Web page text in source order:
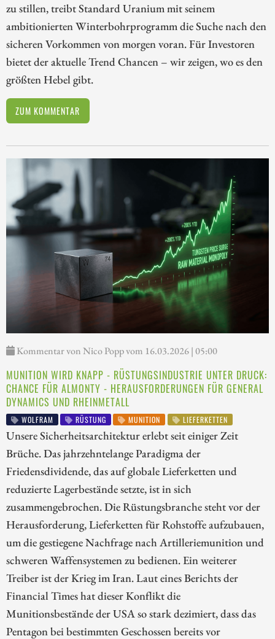
zu stillen, treibt Standard Uranium mit seinem
ambitionierten Winterbohrprogramm die Suche nach den
sicheren Vorkommen von morgen voran. Für Investoren
bietet der aktuelle Trend Chancen – wir zeigen, wo es den
größten Hebel gibt.
ZUM KOMMENTAR
Kommentar von Nico Popp vom 16.03.2026 | 05:00
MUNITION WIRD KNAPP - RÜSTUNGSINDUSTRIE UNTER DRUCK:
CHANCE FÜR ALMONTY - HERAUSFORDERUNGEN FÜR GENERAL
DYNAMICS UND RHEINMETALL
WOLFRAM RÜSTUNG MUNITION LIEFERKETTEN
Unsere Sicherheitsarchitektur erlebt seit einiger Zeit
Brüche. Das jahrzehntelange Paradigma der
Friedensdividende, das auf globale Lieferketten und
reduzierte Lagerbestände setzte, ist in sich
zusammengebrochen. Die Rüstungsbranche steht vor der
Herausforderung, Lieferketten für Rohstoffe aufzubauen,
um die gestiegene Nachfrage nach Artilleriemunition und
schweren Waffensystemen zu bedienen. Ein weiterer
Treiber ist der Krieg im Iran. Laut eines Berichts der
Financial Times hat dieser Konflikt die
Munitionsbestände der USA so stark dezimiert, dass das
Pentagon bei bestimmten Geschossen bereits vor